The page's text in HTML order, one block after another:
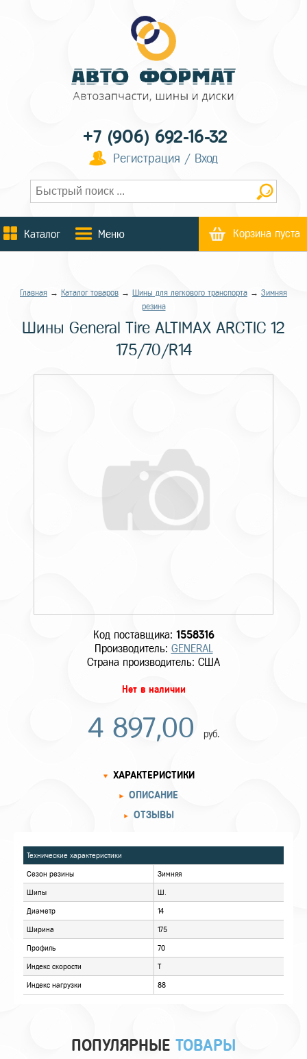
+7 (906) 692-16-32
Регистрация / Вход
Каталог Меню Корзина пуста
Главная → Каталог товаров → Шины для легкового транспорта → Зимняя
резина
Шины General Tire ALTIMAX ARCTIC 12
175/70/R14
Код поставщика: 1558316
Производитель: GENERAL
Страна производитель: США
Нет в наличии
4 897,00 руб.
ОПИСАНИЕ
ОТЗЫВЫ
ПОПУЛЯРНЫЕ ТОВАРЫ